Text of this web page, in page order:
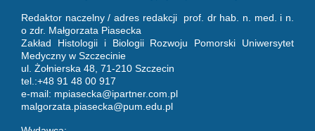
Redaktor naczelny / adres redakcji prof. dr hab. n. med. i n.
o zdr. Małgorzata Piasecka
Zakład Histologii i Biologii Rozwoju Pomorski Uniwersytet
Medyczny w Szczecinie
ul. Żołnierska 48, 71-210 Szczecin
tel.:+48 91 48 00 917
e-mail: mpiasecka@ipartner.com.pl
malgorzata.piasecka@pum.edu.pl